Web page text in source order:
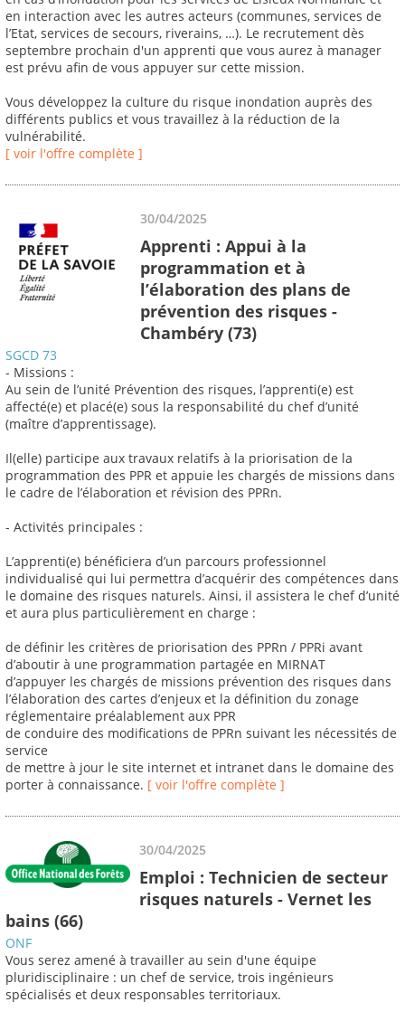
en interaction avec les autres acteurs (communes, services de
l’Etat, services de secours, riverains, …). Le recrutement dès
septembre prochain d'un apprenti que vous aurez à manager
est prévu afin de vous appuyer sur cette mission.
Vous développez la culture du risque inondation auprès des
différents publics et vous travaillez à la réduction de la
vulnérabilité.
[ voir l'offre complète ]
30/04/2025
Apprenti : Appui à la
programmation et à
l’élaboration des plans de
prévention des risques -
Chambéry (73)
SGCD 73
- Missions :
Au sein de l’unité Prévention des risques, l’apprenti(e) est
affecté(e) et placé(e) sous la responsabilité du chef d’unité
(maître d’apprentissage).
Il(elle) participe aux travaux relatifs à la priorisation de la
programmation des PPR et appuie les chargés de missions dans
le cadre de l’élaboration et révision des PPRn.
- Activités principales :
L’apprenti(e) bénéficiera d’un parcours professionnel
individualisé qui lui permettra d’acquérir des compétences dans
le domaine des risques naturels. Ainsi, il assistera le chef d’unité
et aura plus particulièrement en charge :
de définir les critères de priorisation des PPRn / PPRi avant
d’aboutir à une programmation partagée en MIRNAT
d’appuyer les chargés de missions prévention des risques dans
l’élaboration des cartes d’enjeux et la définition du zonage
réglementaire préalablement aux PPR
de conduire des modifications de PPRn suivant les nécessités de
service
de mettre à jour le site internet et intranet dans le domaine des
porter à connaissance. [ voir l'offre complète ]
30/04/2025
Emploi : Technicien de secteur
risques naturels - Vernet les
bains (66)
ONF
Vous serez amené à travailler au sein d'une équipe
pluridisciplinaire : un chef de service, trois ingénieurs
spécialisés et deux responsables territoriaux.